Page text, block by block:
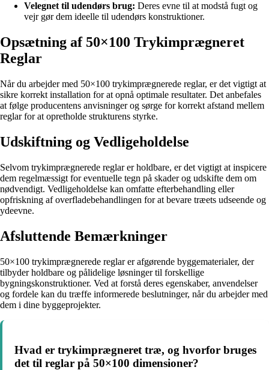
Velegnet til udendørs brug: Deres evne til at modstå fugt og
vejr gør dem ideelle til udendørs konstruktioner.
Opsætning af 50×100 Trykimprægneret
Reglar
Når du arbejder med 50×100 trykimprægnerede reglar, er det vigtigt at
sikre korrekt installation for at opnå optimale resultater. Det anbefales
at følge producentens anvisninger og sørge for korrekt afstand mellem
reglar for at opretholde strukturens styrke.
Udskiftning og Vedligeholdelse
Selvom trykimprægnerede reglar er holdbare, er det vigtigt at inspicere
dem regelmæssigt for eventuelle tegn på skader og udskifte dem om
nødvendigt. Vedligeholdelse kan omfatte efterbehandling eller
opfriskning af overfladebehandlingen for at bevare træets udseende og
ydeevne.
Afsluttende Bemærkninger
50×100 trykimprægnerede reglar er afgørende byggematerialer, der
tilbyder holdbare og pålidelige løsninger til forskellige
bygningskonstruktioner. Ved at forstå deres egenskaber, anvendelser
og fordele kan du træffe informerede beslutninger, når du arbejder med
dem i dine byggeprojekter.
Hvad er trykimprægneret træ, og hvorfor bruges
det til reglar på 50×100 dimensioner?